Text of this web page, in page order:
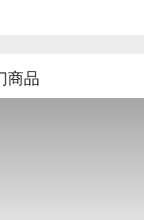
。这家的菜单选择多多超
由 AI 翻译而成
商品